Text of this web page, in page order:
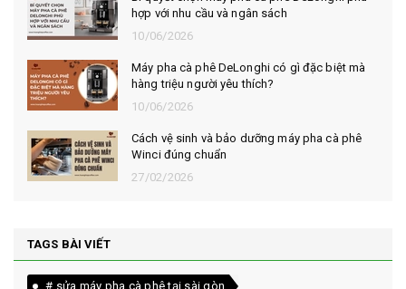
hợp với nhu cầu và ngân sách
10/06/2026
Máy pha cà phê DeLonghi có gì đặc biệt mà
hàng triệu người yêu thích?
10/06/2026
Cách vệ sinh và bảo dưỡng máy pha cà phê
Winci đúng chuẩn
27/02/2026
TAGS BÀI VIẾT
# sửa máy pha cà phê tại sài gòn